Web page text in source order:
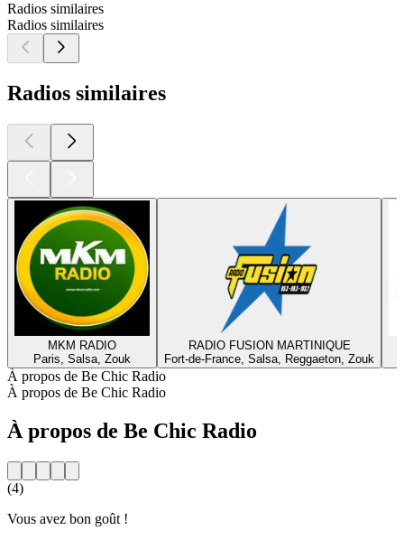
Radios similaires
Radios similaires
Radios similaires
MKM RADIO
Paris, Salsa, Zouk
RADIO FUSION MARTINIQUE
Fort-de-France, Salsa, Reggaeton, Zouk
À propos de Be Chic Radio
À propos de Be Chic Radio
À propos de Be Chic Radio
(4)
Vous avez bon goût !